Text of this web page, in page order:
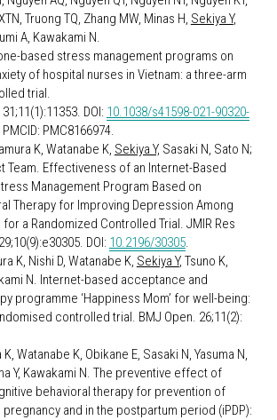
Truong TQ, Zhang MW, Minas H, Sekiya Y,
A, Kawakami N.
based stress management programs on
of hospital nurses in Vietnam: a three-arm
trial.
DOI: 10.1038/s41598-021-90320-
PMC8166974.
K, Watanabe K, Sekiya Y, Sasaki N, Sato N;
Team. Effectiveness of an Internet-Based
Management Program Based on
Therapy for Improving Depression Among
a Randomized Controlled Trial. JMIR Res
DOI: 10.2196/30305.
K, Nishi D, Watanabe K, Sekiya Y, Tsuno K,
N. Internet-based acceptance and
programme ‘Happiness Mom’ for well-being:
controlled trial. BMJ Open. 26;11(2):
Y, Kawakami N. The preventive effect of
behavioral therapy for prevention of
and in the postpartum period (iPDP):